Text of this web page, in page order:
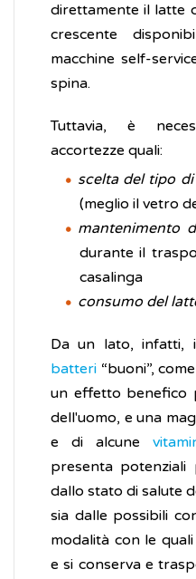
direttamente il latte
crescente
macchine self-
spina.
Tuttavia, è
accortezze quali:
scelta del tipo
(meglio il vetro
mantenimento
durante il
casalinga
consumo del
Da un lato, infatti,
batteri “buoni”,
un effetto benefico
dell'uomo, e una
e di alcune
presenta potenziali
dallo stato di salute
sia dalle possibili
modalità con le
e si conserva e